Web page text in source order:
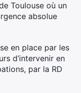
Toulouse où un
absolue
en place par les
d’intervenir en
par la RD